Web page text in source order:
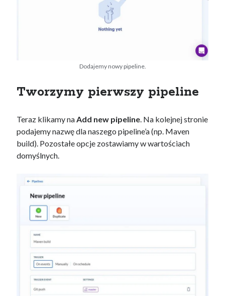
Dodajemy nowy pipeline.
Tworzymy pierwszy pipeline
Teraz klikamy na Add new pipeline . Na kolejnej stronie
podajemy nazwę dla naszego pipeline’a (np. Maven
build). Pozostałe opcje zostawiamy w wartościach
domyślnych.